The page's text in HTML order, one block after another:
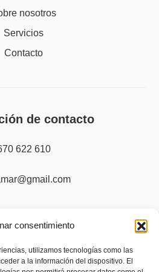
consentimiento
utilizamos tecnologías como las
a la información del dispositivo. El
nosotros
Servicios
Contacto
de contacto
622 610
Aviso legal